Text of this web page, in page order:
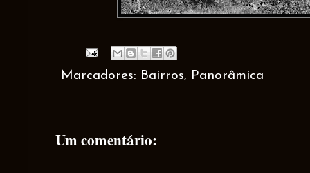
Marcadores: Bairros, Panorâmica
Um comentário: